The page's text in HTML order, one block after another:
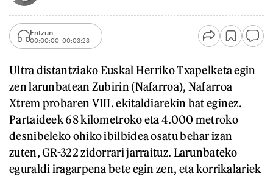
Entzun
00:00:00 00:03:23
Ultra distantziako Euskal Herriko Txapelketa egin
zen larunbatean Zubirin (Nafarroa), Nafarroa
Xtrem probaren VIII. ekitaldiarekin bat eginez.
Partaideek 68 kilometroko eta 4.000 metroko
desnibeleko ohiko ibilbidea osatu behar izan
zuten, GR-322 zidorrari jarraituz. Larunbateko
eguraldi iragarpena bete egin zen, eta korrikalariek